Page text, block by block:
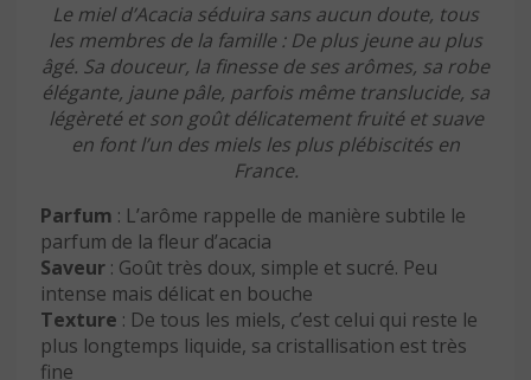
Le miel d’Acacia séduira sans aucun doute, tous
les membres de la famille : De plus jeune au plus
âgé. Sa douceur, la finesse de ses arômes, sa robe
élégante, jaune pâle, parfois même translucide, sa
légèreté et son goût délicatement fruité et suave
en font l’un des miels les plus plébiscités en
France.
Parfum : L’arôme rappelle de manière subtile le
parfum de la fleur d’acacia
Saveur : Goût très doux, simple et sucré. Peu
intense mais délicat en bouche
Texture : De tous les miels, c’est celui qui reste le
plus longtemps liquide, sa cristallisation est très
fine